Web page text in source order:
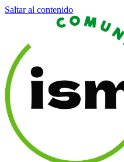
Saltar al contenido